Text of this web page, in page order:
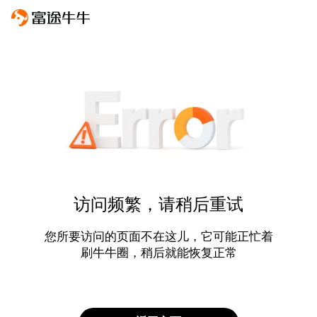
访问频繁，请稍后重试
您所要访问的页面不在这儿，它可能正忙着
刷牛牛圈，稍后就能恢复正常